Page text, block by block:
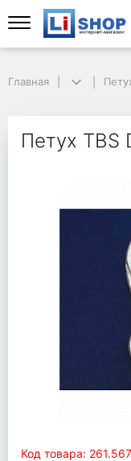
Главная
Петух TBS
Код товара: 261.567